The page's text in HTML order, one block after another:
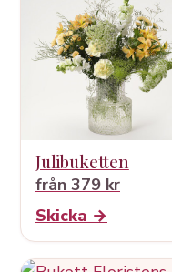
Julibuketten
från 379 kr
Skicka →